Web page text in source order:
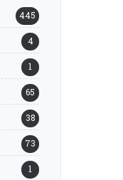
445
4
1
65
38
73
1